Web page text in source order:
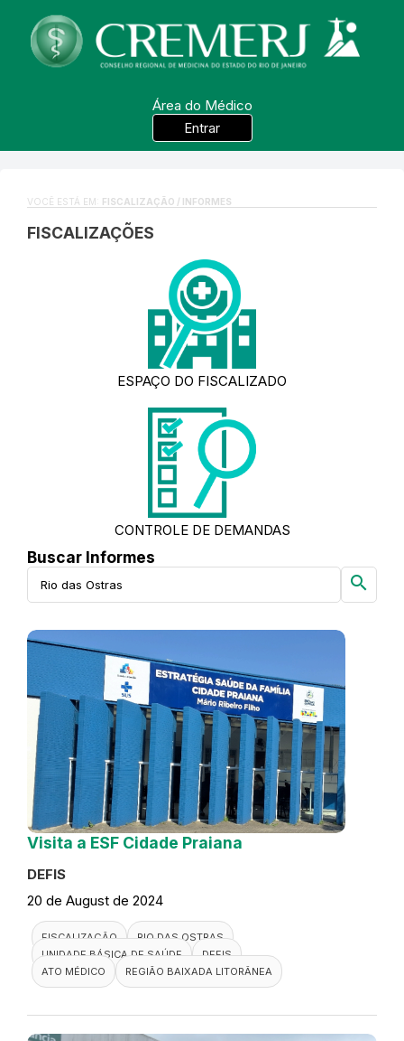
Área do Médico
Entrar
VOCÊ ESTÁ EM: FISCALIZAÇÃO / INFORMES
FISCALIZAÇÕES
ESPAÇO DO FISCALIZADO
CONTROLE DE DEMANDAS
Buscar Informes
search
Visita a ESF Cidade Praiana
DEFIS
20 de August de 2024
FISCALIZAÇÃO
RIO DAS OSTRAS
UNIDADE BÁSICA DE SAÚDE
DEFIS
ATO MÉDICO
REGIÃO BAIXADA LITORÂNEA